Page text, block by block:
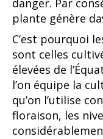
danger. Par
plante génère
C’est pourquoi
sont celles
élevées de
l’on équipe la
qu’on l’utilise
floraison, les